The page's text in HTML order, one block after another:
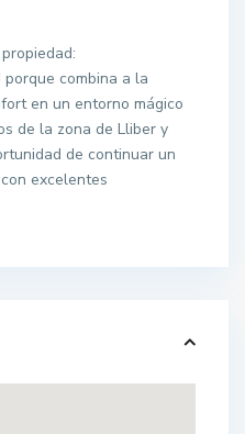
combina a la
en un entorno mágico
de la zona de Lliber y
de continuar un
excelentes